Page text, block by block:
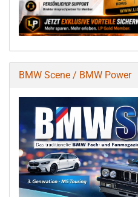
BMW Scene / BMW Power